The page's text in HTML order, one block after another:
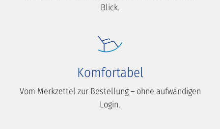
Blick.
Komfortabel
Vom Merkzettel zur Bestellung – ohne aufwändigen
Login.